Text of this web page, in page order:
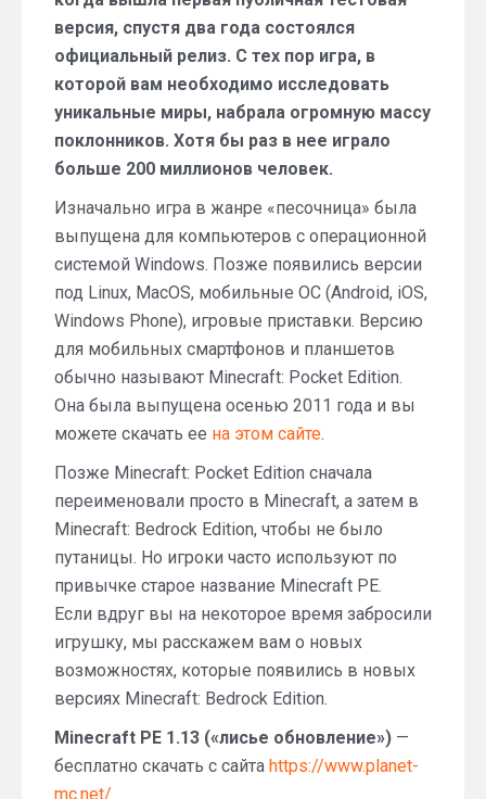
версия, спустя два года состоялся
официальный релиз. С тех пор игра, в
которой вам необходимо исследовать
уникальные миры, набрала огромную массу
поклонников. Хотя бы раз в нее играло
больше 200 миллионов человек.
Изначально игра в жанре «песочница» была
выпущена для компьютеров с операционной
системой Windows. Позже появились версии
под Linux, MacOS, мобильные ОС (Android, iOS,
Windows Phone), игровые приставки. Версию
для мобильных смартфонов и планшетов
обычно называют Minecraft: Pocket Edition.
Она была выпущена осенью 2011 года и вы
можете скачать ее на этом сайте.
Позже Minecraft: Pocket Edition сначала
переименовали просто в Minecraft, а затем в
Minecraft: Bedrock Edition, чтобы не было
путаницы. Но игроки часто используют по
привычке старое название Minecraft PE.
Если вдруг вы на некоторое время забросили
игрушку, мы расскажем вам о новых
возможностях, которые появились в новых
версиях Minecraft: Bedrock Edition.
Minecraft PE 1.13 («лисье обновление») —
бесплатно скачать с сайта https://www.planet-
mc.net/